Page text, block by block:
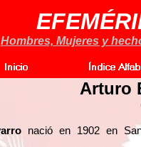
Hombres, Mujeres y
Arturo
nació en 1902 en